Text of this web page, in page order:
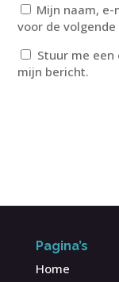
Mijn naam,
voor de
Stuur me
mijn bericht.
Pagina’s
Home